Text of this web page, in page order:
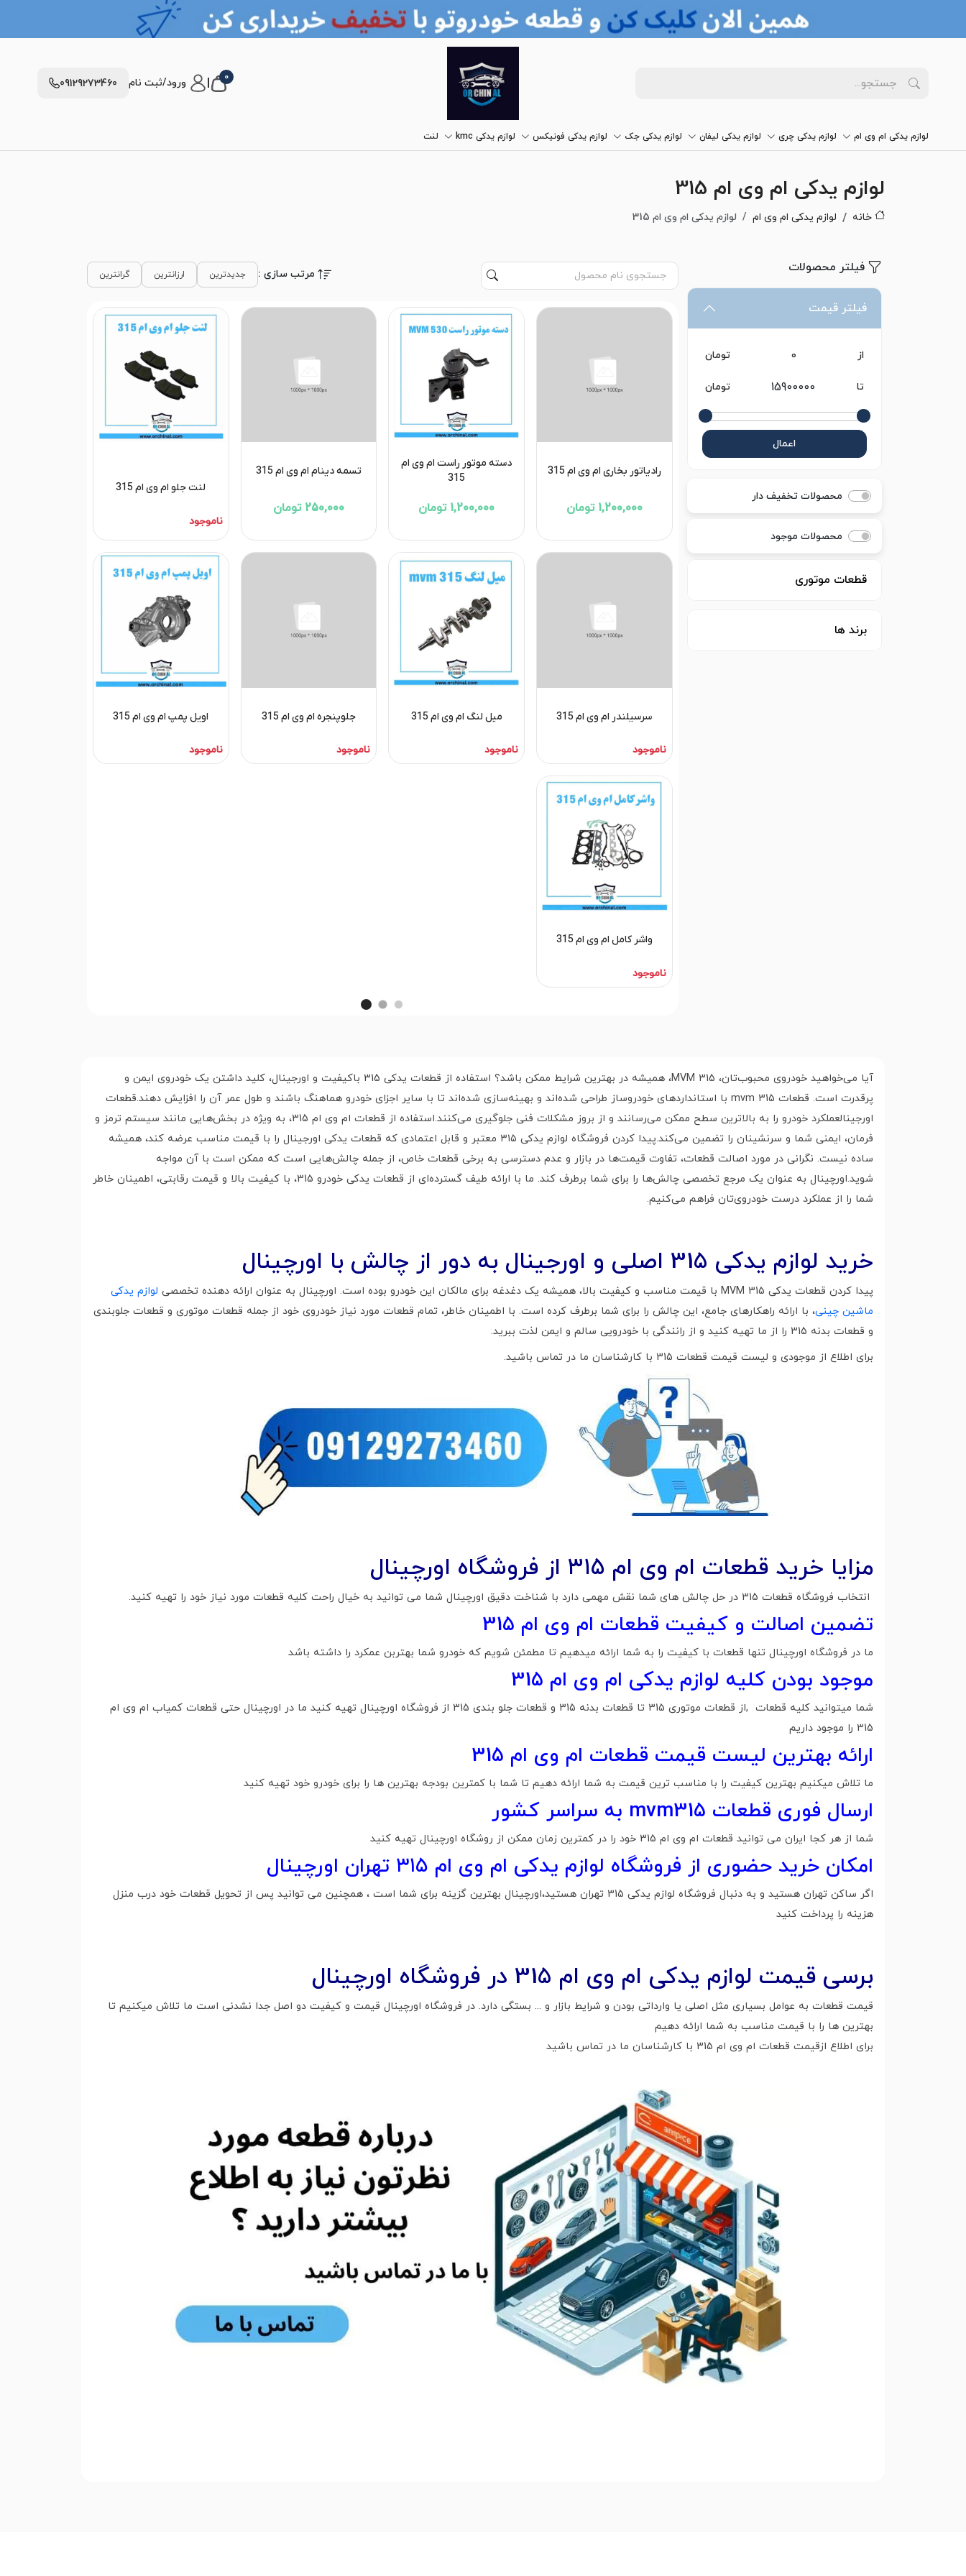
0 ورود/ثبت نام 09129273460
لوازم یدکی ام وی ام لوازم یدکی چری لوازم یدکی لیفان لوازم یدکی جک لوازم یدکی فونیکس لوازم یدکی kmc لنت
لوازم یدکی ام وی ام 315
خانه لوازم یدکی ام وی ام لوازم یدکی ام وی ام 315
فیلتر محصولات
فیلتر قیمت
از تومان
تا تومان
اعمال
محصولات تخفیف دار
محصولات موجود
قطعات موتوری
برند ها
مرتب سازی : جدیدترین ارزانترین گرانترین
رادیاتور بخاری ام وی ام 315
1,200,000 تومان
دسته موتور راست ام وی ام
315
1,200,000 تومان
تسمه دینام ام وی ام 315
250,000 تومان
لنت جلو ام وی ام 315
ناموجود
سرسیلندر ام وی ام 315
ناموجود
میل لنگ ام وی ام 315
ناموجود
جلوپنجره ام وی ام 315
ناموجود
اویل پمپ ام وی ام 315
ناموجود
واشر کامل ام وی ام 315
ناموجود
آیا می‌خواهید خودروی محبوب‌تان، MVM 315، همیشه در بهترین شرایط ممکن باشد؟ استفاده از قطعات یدکی 315 باکیفیت و اورجینال، کلید داشتن یک خودروی ایمن و
پرقدرت است. قطعات mvm 315 با استانداردهای خودروساز طراحی شده‌اند و بهینه‌سازی شده‌اند تا با سایر اجزای خودرو هماهنگ باشند و طول عمر آن را افزایش دهند.قطعات
اورجینالعملکرد خودرو را به بالاترین سطح ممکن می‌رسانند و از بروز مشکلات فنی جلوگیری می‌کنند.استفاده از قطعات ام وی ام 315، به ویژه در بخش‌هایی مانند سیستم ترمز و
فرمان، ایمنی شما و سرنشینان را تضمین می‌کند.پیدا کردن فروشگاه لوازم یدکی ۳۱۵
معتبر و قابل اعتمادی که قطعات یدکی اورجینال را با قیمت مناسب عرضه کند، همیشه
ساده نیست. نگرانی در مورد اصالت قطعات، تفاوت قیمت‌ها در بازار و عدم دسترسی به برخی قطعات خاص، از جمله چالش‌هایی است که ممکن است با آن مواجه
شوید.اورچینال به عنوان یک مرجع تخصصی چالش‌ها را برای شما برطرف کند. ما با ارائه طیف گسترده‌ای از قطعات یدکی خودرو 315، با کیفیت بالا و قیمت رقابتی، اطمینان خاطر
شما را از عملکرد درست خودروی‌تان فراهم می‌کنیم.
خرید لوازم یدکی 315 اصلی و اورجینال به دور از چالش با اورچینال
پیدا کردن قطعات یدکی MVM 315 با قیمت مناسب و کیفیت بالا، همیشه یک دغدغه برای مالکان این خودرو بوده است. اورچینال به عنوان ارائه دهنده تخصصی
لوازم یدکی
ماشین چینی، با ارائه راهکارهای جامع، این چالش را برای شما برطرف کرده است. با اطمینان خاطر، تمام قطعات مورد نیاز خودروی‌ خود از جمله قطعات موتوری و قطعات جلوبندی
و قطعات بدنه 315 را از ما تهیه کنید و از رانندگی با خودرویی سالم و ایمن لذت ببرید.
برای اطلاع از موجودی و لیست قیمت قطعات 315 با کارشناسان ما در تماس باشید.
مزایا خرید قطعات ام وی ام ۳۱۵ از فروشگاه اورچینال
انتخاب فروشگاه قطعات 315 در حل چالش های شما نقش مهمی دارد با شناخت دقیق اورچینال شما می توانید به خیال راحت کلیه قطعات مورد نیاز خود را تهیه کنید.
تضمین اصالت و کیفیت قطعات ام وی ام 315
ما در فروشگاه اورچینال تنها قطعات با کیفیت را به شما ارائه میدهیم تا مطمئن شویم که خودرو شما بهتربن عمکرد را داشته باشد
موجود بودن کلیه لوازم یدکی ام وی ام 315
شما میتوانید کلیه قطعات ,از قطعات موتوری 315 تا قطعات بدنه 315 و قطعات جلو بندی 315 از فروشگاه اورچینال تهیه کنید ما در اورچینال حتی قطعات کمیاب ام وی ام
315 را موجود داریم
ارائه بهترین لیست قیمت قطعات ام وی ام 315
ما تلاش میکنیم بهترین کیفیت را با مناسب ترین قیمت به شما ارائه دهیم تا شما با کمترین بودجه بهترین ها را برای خودرو خود تهیه کنید
ارسال فوری قطعات mvm315 به سراسر کشور
شما از هر کجا ایران می توانید قطعات ام وی ام 315 خود را در کمترین زمان ممکن از روشگاه اورچینال تهیه کنید
امکان خرید حضوری از فروشگاه لوازم یدکی ام وی ام ۳۱۵ تهران اورچینال
اگر ساکن تهران هستید و به دنبال فروشگاه لوازم یدکی 315 تهران هستید،اورچینال بهترین گزینه برای شما است ، همچنین می توانید پس از تحویل قطعات خود درب منزل
هزینه را پرداخت کنید
برسی قیمت لوازم یدکی ام وی ام 315 در فروشگاه اورچینال
قیمت قطعات به عوامل بسیاری مثل اصلی یا وارداتی بودن و شرایط بازار و ... بستگی دارد. در فروشگاه اورچینال قیمت و کیفیت دو اصل جدا نشدنی است ما تلاش میکنیم تا
بهترین ها را با قیمت مناسب به شما ارائه دهیم
برای اطلاع ازقیمت قطعات ام وی ام 315 با کارشناسان ما در تماس باشید